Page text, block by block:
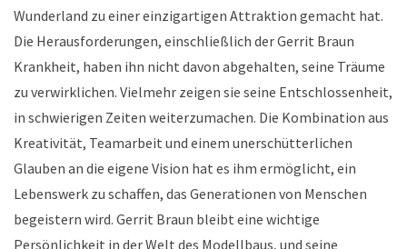
Wunderland zu einer einzigartigen Attraktion gemacht hat.
Die Herausforderungen, einschließlich der Gerrit Braun
Krankheit, haben ihn nicht davon abgehalten, seine Träume
zu verwirklichen. Vielmehr zeigen sie seine Entschlossenheit,
in schwierigen Zeiten weiterzumachen. Die Kombination aus
Kreativität, Teamarbeit und einem unerschütterlichen
Glauben an die eigene Vision hat es ihm ermöglicht, ein
Lebenswerk zu schaffen, das Generationen von Menschen
begeistern wird. Gerrit Braun bleibt eine wichtige
Persönlichkeit in der Welt des Modellbaus, und seine